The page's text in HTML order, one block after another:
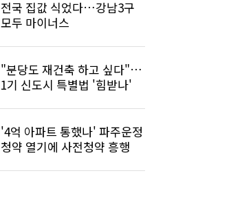
전국 집값 식었다…강남3구
모두 마이너스
"분당도 재건축 하고 싶다"…
1기 신도시 특별법 '힘받나'
'4억 아파트 통했나' 파주운정
청약 열기에 사전청약 흥행